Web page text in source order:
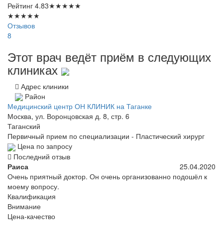
Рейтинг 4.83★★★★★
★★★★★
Отзывов
8
Этот врач ведёт приём в следующих
клиниках
Адрес клиники
Район
Медицинский центр ОН КЛИНИК на Таганке
Москва, ул. Воронцовская д. 8, стр. 6
Таганский
Первичный прием по специализации - Пластический хирург
Цена по запросу
Последний отзыв
Раиса
25.04.2020
Очень приятный доктор. Он очень организованно подошёл к
моему вопросу.
Квалификация
Внимание
Цена-качество